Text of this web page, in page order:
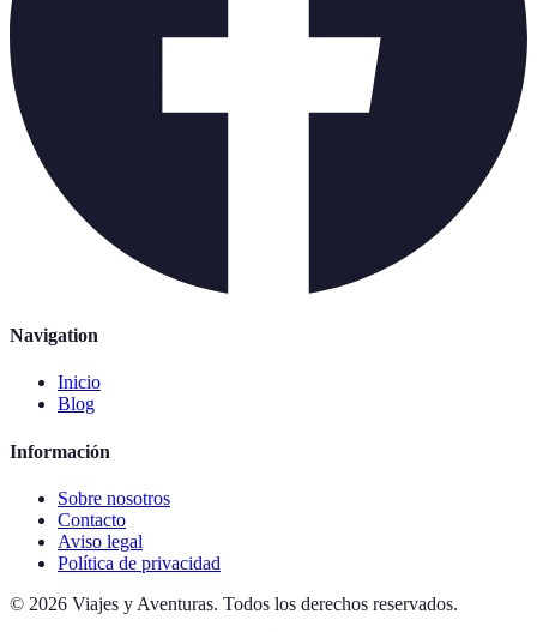
Navigation
Inicio
Blog
Información
Sobre nosotros
Contacto
Aviso legal
Política de privacidad
© 2026 Viajes y Aventuras. Todos los derechos reservados.